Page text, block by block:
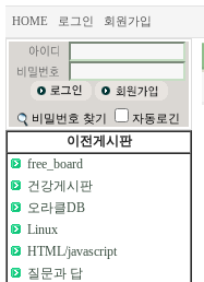
HOME 로그인 회원가입
비밀번호 찾기 자동로긴
이전게시판
free_board
건강게시판
오라클DB
Linux
HTML/javascript
질문과 답